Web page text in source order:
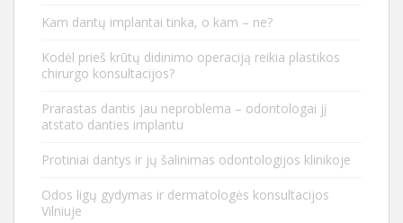
Kam dantų implantai tinka, o kam – ne?
Kodėl prieš krūtų didinimo operaciją reikia plastikos
chirurgo konsultacijos?
Prarastas dantis jau neproblema – odontologai jį
atstato danties implantu
Protiniai dantys ir jų šalinimas odontologijos klinikoje
Odos ligų gydymas ir dermatologės konsultacijos
Vilniuje